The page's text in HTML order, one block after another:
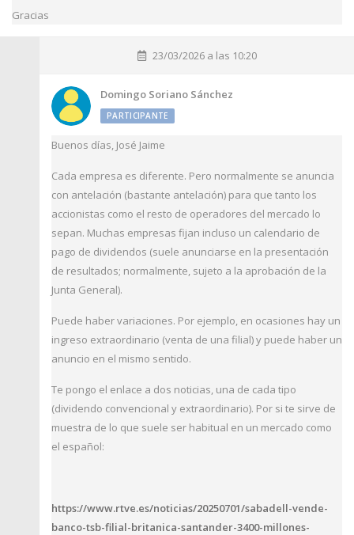
Gracias
23/03/2026 a las 10:20
Domingo Soriano Sánchez
PARTICIPANTE
Buenos días, José Jaime
Cada empresa es diferente. Pero normalmente se anuncia
con antelación (bastante antelación) para que tanto los
accionistas como el resto de operadores del mercado lo
sepan. Muchas empresas fijan incluso un calendario de
pago de dividendos (suele anunciarse en la presentación
de resultados; normalmente, sujeto a la aprobación de la
Junta General).
Puede haber variaciones. Por ejemplo, en ocasiones hay un
ingreso extraordinario (venta de una filial) y puede haber un
anuncio en el mismo sentido.
Te pongo el enlace a dos noticias, una de cada tipo
(dividendo convencional y extraordinario). Por si te sirve de
muestra de lo que suele ser habitual en un mercado como
el español:
https://www.rtve.es/noticias/20250701/sabadell-vende-
banco-tsb-filial-britanica-santander-3400-millones-